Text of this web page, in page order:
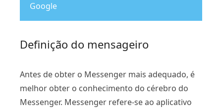
Google
Definição do mensageiro
Antes de obter o Messenger mais adequado, é
melhor obter o conhecimento do cérebro do
Messenger. Messenger refere-se ao aplicativo